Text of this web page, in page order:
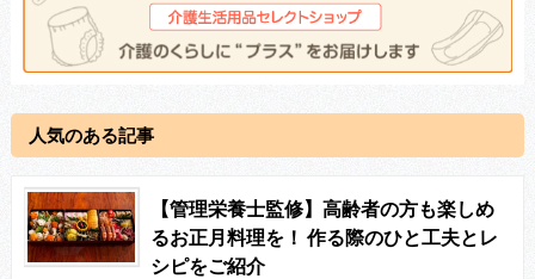
人気のある記事
【管理栄養士監修】高齢者の方も楽しめ
るお正月料理を！ 作る際のひと工夫とレ
シピをご紹介